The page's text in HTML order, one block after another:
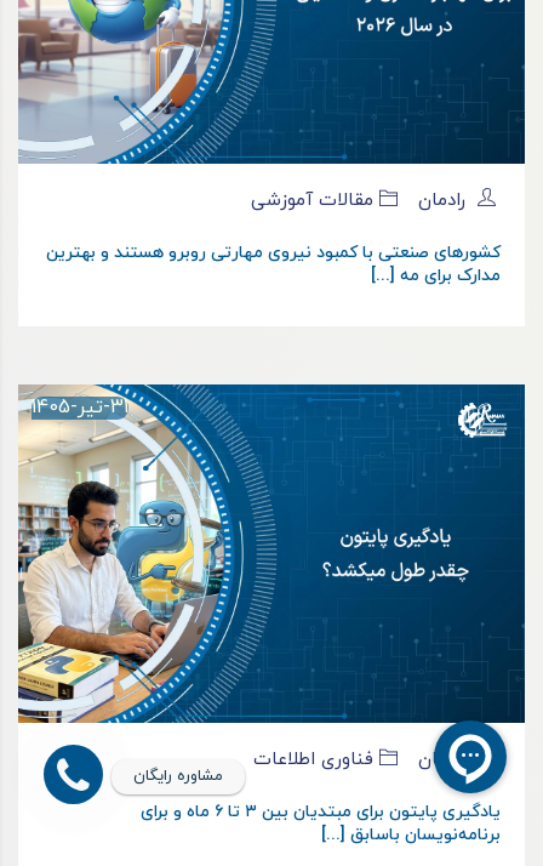
رادمان مقالات آموزشی
کشورهای صنعتی با کمبود نیروی مهارتی روبرو هستند و بهترین
مدارک برای مه [...]
31-تیر-1405
رادمان فناوری اطلاعات
یادگیری پایتون برای مبتدیان بین ۳ تا ۶ ماه و برای
برنامه‌نویسان باسابق [...]
مشاوره رایگان